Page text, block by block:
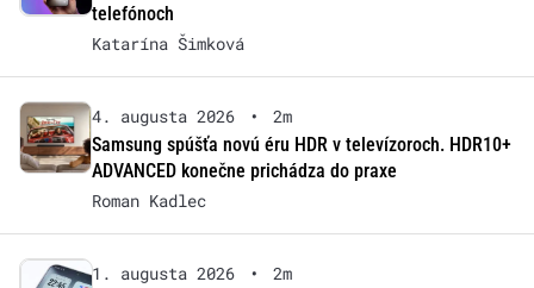
telefónoch
Katarína Šimková
4. augusta 2026 •
2m
Samsung spúšťa novú éru HDR v televízoroch. HDR10+
ADVANCED konečne prichádza do praxe
Roman Kadlec
1. augusta 2026 •
2m